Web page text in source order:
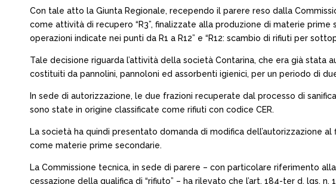
Con tale atto la Giunta Regionale, recependo il parere reso dalla
come attività di recupero “R3”, finalizzate alla produzione di materie
operazioni indicate nei punti da R1 a R12” e “R12: scambio di rifiuti per
Tale decisione riguarda l’attività della società Contarina, che era già
costituiti da pannolini, pannoloni ed assorbenti igienici, per un periodo di
In sede di autorizzazione, le due frazioni recuperate dal processo di
sono state in origine classificate come rifiuti con codice CER.
La società ha quindi presentato domanda di modifica dell’autorizzazione
come materie prime secondarie.
La Commissione tecnica, in sede di parere – con particolare riferimento
cessazione della qualifica di “rifiuto” – ha rilevato che l’art. 184-ter d. lgs.